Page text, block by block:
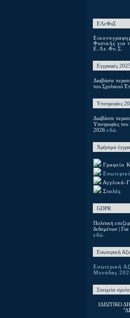
ΕΛεΦυΣ
Φυσικής για
Ε.Λε.Φυ.Σ.
Εγγραφές
Διαβάστε
του Σχολικού
Υποτροφίες
Διαβάστε
Υποτροφίες
2026 εδώ.
Χρήσιμα
Γραφείο
Αγγλικά-
Στολές
GDPR
Πολιτική
δεδομένων | Για
εδώ.
Εσωτερική
Εσωτερική
Μονάδας
Στοιχεία
ΙΔΙΩΤΙΚΟ